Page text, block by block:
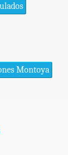
Montoya